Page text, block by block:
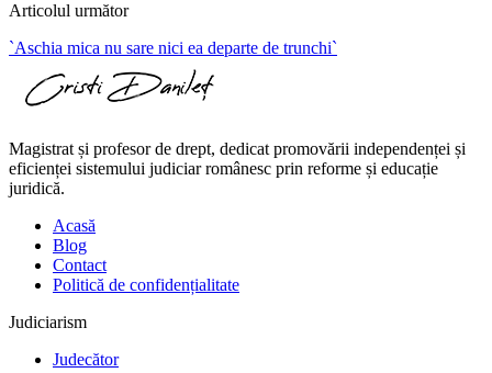
Articolul următor
`Aschia mica nu sare nici ea departe de trunchi`
Magistrat și profesor de drept, dedicat promovării independenței și
eficienței sistemului judiciar românesc prin reforme și educație
juridică.
Acasă
Blog
Contact
Politică de confidențialitate
Judiciarism
Judecător